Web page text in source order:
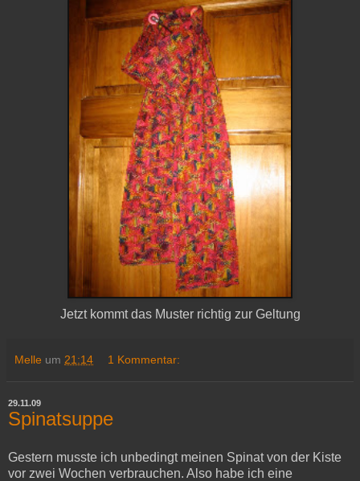
Jetzt kommt das Muster richtig zur Geltung
Melle um 21:14 1 Kommentar:
29.11.09
Spinatsuppe
Gestern musste ich unbedingt meinen Spinat von der Kiste
vor zwei Wochen verbrauchen. Also habe ich eine